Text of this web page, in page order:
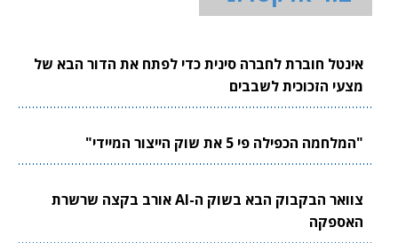
אינטל חוברת לחברה סינית כדי לפתח את הדור הבא של
מצעי הזכוכית לשבבים
"המלחמה הכפילה פי 5 את שוק הייצור המיידי"
צוואר הבקבוק הבא בשוק ה-AI אורב בקצה שרשרת
האספקה